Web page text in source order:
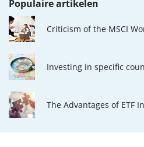
Populaire artikelen
Criticism of the MSCI
Investing in specific
The Advantages of ETF